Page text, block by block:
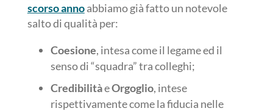
scorso annoabbiamo già fatto un notevole
salto di qualità per:
Coesione, intesa come il legame ed il
senso di “squadra” tra colleghi;
CredibilitàeOrgoglio, intese
rispettivamente come la fiducia nelle